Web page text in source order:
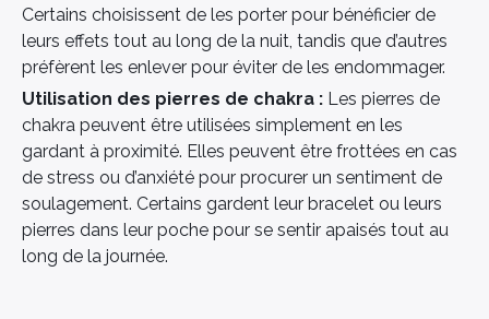
Certains choisissent de les porter pour bénéficier de
leurs effets tout au long de la nuit, tandis que d’autres
préfèrent les enlever pour éviter de les endommager.
Utilisation des pierres de chakra : Les pierres de
chakra peuvent être utilisées simplement en les
gardant à proximité. Elles peuvent être frottées en cas
de stress ou d’anxiété pour procurer un sentiment de
soulagement. Certains gardent leur bracelet ou leurs
pierres dans leur poche pour se sentir apaisés tout au
long de la journée.